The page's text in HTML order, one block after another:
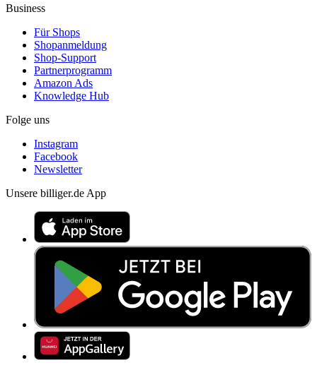
Business
Für Shops
Shopanmeldung
Shop-Support
Partnerprogramm
Amazon Ads
Knowledge Hub
Folge uns
Instagram
Facebook
Newsletter
Unsere billiger.de App